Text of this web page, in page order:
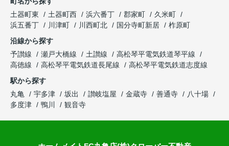
土器町東
土器町西 浜六番丁 郡家町
久米町
浜五番丁
川津町 川西町北 国分寺町新居
柞原町
沿線から探す
予讃線
瀬戸大橋線 土讃線
高松琴平電気鉄道琴平線
高徳線
高松琴平電気鉄道長尾線
高松琴平電気鉄道志度線
駅から探す
丸亀
宇多津 坂出 讃岐塩屋 金蔵寺 善通寺
八十場
多度津
鴨川 観音寺